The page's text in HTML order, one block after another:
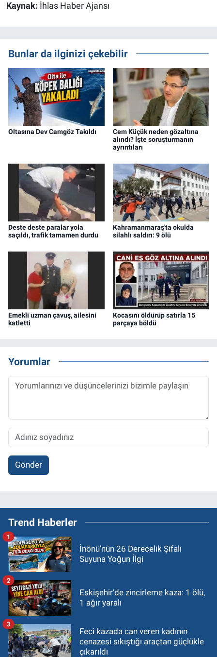
Kaynak: İhlas Haber Ajansı
Bunlar da ilginizi çekebilir
Oltasına Dev Camgöz Takıldı
Cem Küçük neden gözaltına
alındı? İşte soruşturmanın
ayrıntıları
Deste deste paralar yola
saçıldı, trafik tamamen durdu
Kahramanmaraş'ta okulda
silahlı saldırı: 9 ölü
Emekli uzman çavuş, ailesini
katletti
Kocasını öldürüp satırla 15
parçaya böldü
Yorumlar
Gönder
Trend Haberler
İnönü’nün 26 Derecelik Şifalı
Suyuna Yoğun İlgi
1
Eskişehir’de zincirleme kaza: 1 ölü,
1 ağır yaralı
2
Feci kazada can veren kadının
cenazesi sıkıştığı araçtan güçlükle
çıkarıldı
3